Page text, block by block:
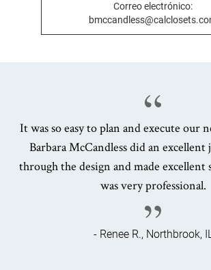
Correo electrónico:
It was so easy to plan and execute our
Barbara McCandless did an excellent
through the design and made excellent
was very professional.
- Renee R., Northbrook,